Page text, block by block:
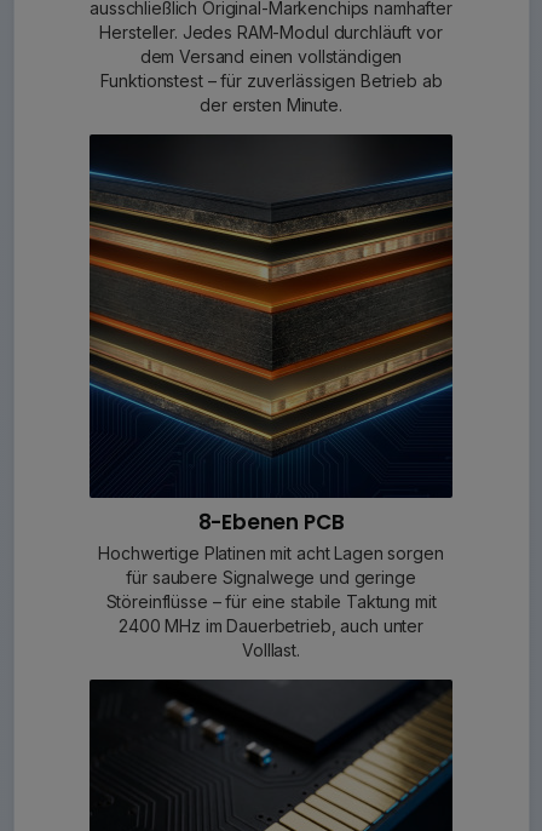
ausschließlich Original-Markenchips namhafter
Hersteller. Jedes RAM-Modul durchläuft vor
dem Versand einen vollständigen
Funktionstest – für zuverlässigen Betrieb ab
der ersten Minute.
8-Ebenen PCB
Hochwertige Platinen mit acht Lagen sorgen
für saubere Signalwege und geringe
Störeinflüsse – für eine stabile Taktung mit
2400 MHz im Dauerbetrieb, auch unter
Volllast.